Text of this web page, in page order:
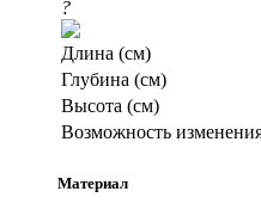
?
Длина (см)
Глубина (см)
Высота (см)
Возможность
Материал